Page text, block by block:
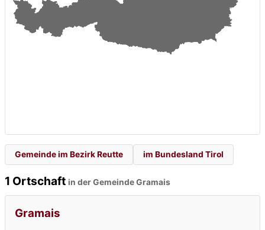
Gemeinde im Bezirk Reutte im Bundesland Tirol
1 Ortschaft in der Gemeinde Gramais
Gramais